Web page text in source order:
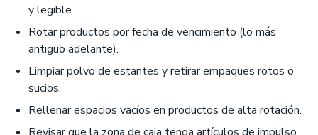
y legible.
Rotar productos por fecha de vencimiento (lo más
antiguo adelante).
Limpiar polvo de estantes y retirar empaques rotos o
sucios.
Rellenar espacios vacíos en productos de alta rotación.